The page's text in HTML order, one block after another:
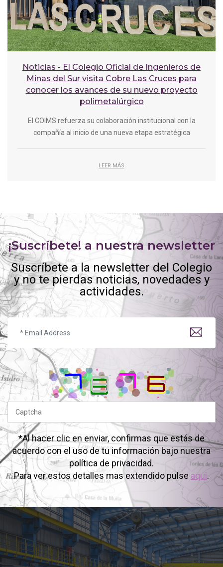
Noticias - El Colegio Oficial de Ingenieros de
Minas del Sur visita Cobre Las Cruces para
conocer los avances de su nuevo proyecto
polimetalúrgico
El COIMS refuerza su colaboración institucional con la
compañía al inicio de una nueva etapa estratégica
LEER MÁS
¡Suscríbete! a nuestra newsletter
Suscríbete a la newsletter del Colegio
y no te pierdas noticias, novedades y
actividades.
*Al hacer clic en enviar, confirmas que estás de
acuerdo con el uso de tu información bajo nuestra
política de privacidad.
Para ver estos detalles mas extendido pulse aqui.